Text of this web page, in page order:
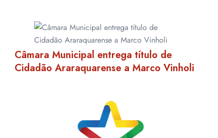
Câmara Municipal entrega título de
Cidadão Araraquarense a Marco Vinholi